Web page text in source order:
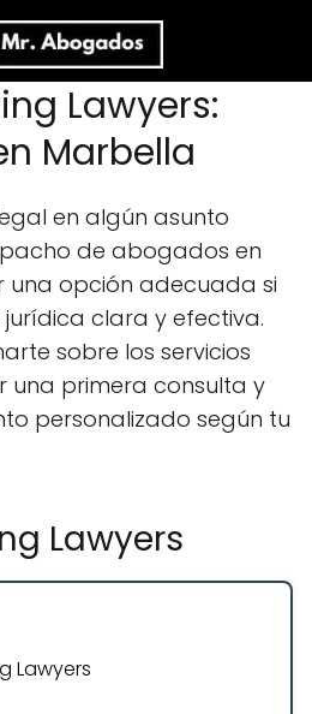
Lawyers:
Marbella
en algún asunto
de abogados en
una opción adecuada si
clara y efectiva.
sobre los servicios
una primera consulta y
personalizado según tu
Lawyers
Lawyers